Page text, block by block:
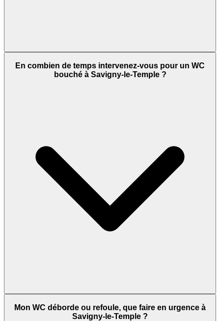
En combien de temps intervenez-vous pour un WC
bouché à Savigny-le-Temple ?
Mon WC déborde ou refoule, que faire en urgence à
Savigny-le-Temple ?